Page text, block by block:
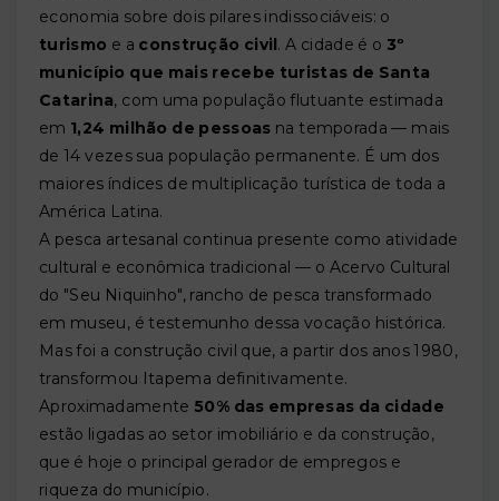
economia sobre dois pilares indissociáveis: o
turismo e a construção civil. A cidade é o 3º
município que mais recebe turistas de Santa
Catarina, com uma população flutuante estimada
em 1,24 milhão de pessoas na temporada — mais
de 14 vezes sua população permanente. É um dos
maiores índices de multiplicação turística de toda a
América Latina.
A pesca artesanal continua presente como atividade
cultural e econômica tradicional — o Acervo Cultural
do "Seu Niquinho", rancho de pesca transformado
em museu, é testemunho dessa vocação histórica.
Mas foi a construção civil que, a partir dos anos 1980,
transformou Itapema definitivamente.
Aproximadamente 50% das empresas da cidade
estão ligadas ao setor imobiliário e da construção,
que é hoje o principal gerador de empregos e
riqueza do município.